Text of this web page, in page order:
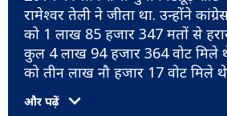
रामेश्वर तेली ने जीता था. उन्होंने
को 1 लाख 85 हजार 347 मतों से
कुल 4 लाख 94 हजार 364 वोट
को तीन लाख नौ हजार 17 वोट मिले
और पढ़ें